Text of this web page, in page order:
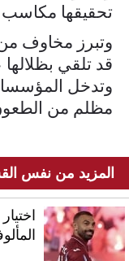
تحقيقها مكاسب
وتبرز مخاوف
قد تلقي بظلالها
وتدخل
مظلم من الطعون
المزيد من نفس